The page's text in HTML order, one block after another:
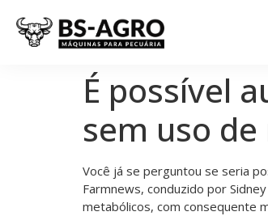
É possível
sem uso
Você já se perguntou se seria
Farmnews, conduzido por
metabólicos, com consequente